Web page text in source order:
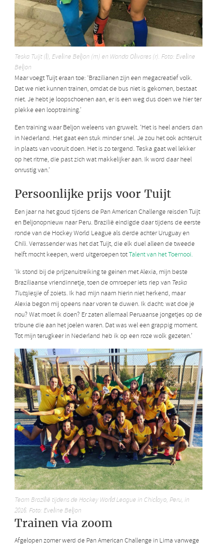
Teska Tuijt (l), Eveline Beljon (m) en Wanda Olivares (r). Foto: Eveline
Beljon
Maar voegt Tuijt eraan toe: ‘Brazilianen zijn een megacreatief volk.
Dat we niet kunnen trainen, omdat de bus niet is gekomen, bestaat
niet. Je hebt je loopschoenen aan, er is een weg dus doen we hier ter
plekke een looptraining.’
Een training waar Beljon weleens van gruwelt. ‘Het is heel anders dan
in Nederland. Het gaat een stuk minder snel. Je zou het ook achteruit
in plaats van vooruit doen. Het is zo tergend. Teska gaat wel lekker
op het ritme, die past zich wat makkelijker aan. Ik word daar heel
onrustig van.’
Persoonlijke prijs voor Tuijt
Een jaar na het goud tijdens de Pan American Challenge reisden Tuijt
en Beljonopnieuw naar Peru. Brazilië eindigde daar tijdens de eerste
ronde van de Hockey World League als derde achter Uruguay en
Chili. Verrassender was het dat Tuijt, die elk duel alleen de tweede
helft mocht keepen, werd uitgeroepen totTalent van het Toernooi.
‘Ik stond bij de prijzenuitreiking te geinen met Alexia, mijn beste
Braziliaanse vriendinnetje, toen de omroeper iets riep van Teska
Tiutsjiesjie of zoiets. Ik had mijn naam hierin niet herkend, maar
Alexia begon mij opeens naar voren te duwen. Ik dacht: wat doe je
nou? Wat moet ik doen? Er zaten allemaal Peruaanse jongetjes op de
tribune die aan het joelen waren. Dat was wel een grappig moment.
Tot mijn terugkeer in Nederland heb ik op een roze wolk gezeten.’
Team Brazilië tijdens de Hockey World League in Chiclayo, Peru, in
2016. Foto: Eveline Beljon
Trainen via zoom
Afgelopen zomer werd de Pan American Challenge in Lima vanwege